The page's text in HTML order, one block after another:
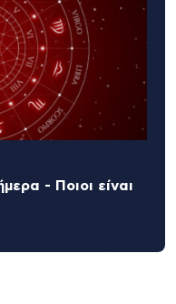
- Ποιοι είναι